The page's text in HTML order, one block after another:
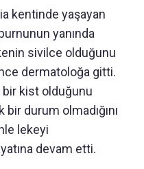
kentinde yaşayan
yanında
sivilce olduğunu
dermatoloğa gitti.
kist olduğunu
durum olmadığını
lekeyi
devam etti.